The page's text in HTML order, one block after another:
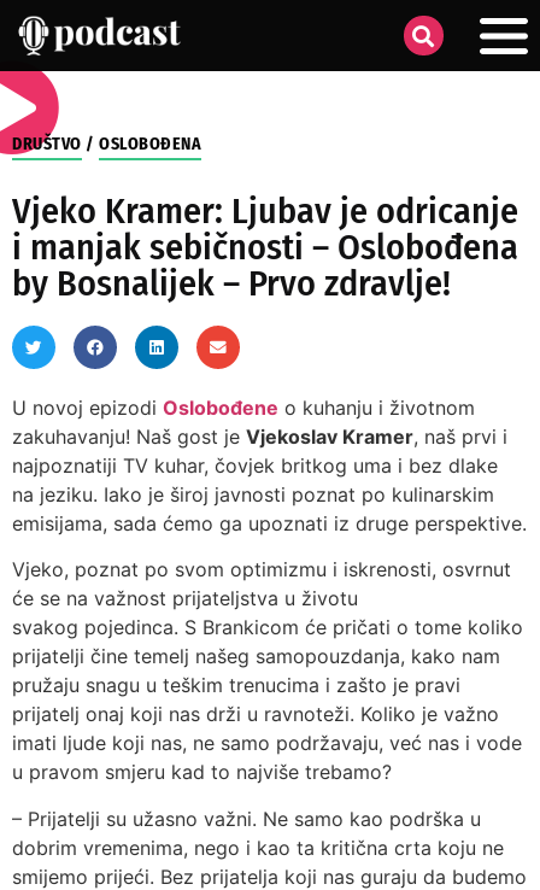
DRUŠTVO / OSLOBOĐENA
Vjeko Kramer: Ljubav je odricanje
i manjak sebičnosti – Oslobođena
by Bosnalijek – Prvo zdravlje!
U novoj epizodi Oslobođene o kuhanju i životnom
zakuhavanju! Naš gost je Vjekoslav Kramer, naš prvi i
najpoznatiji TV kuhar, čovjek britkog uma i bez dlake
na jeziku. Iako je široj javnosti poznat po kulinarskim
emisijama, sada ćemo ga upoznati iz druge perspektive.
Vjeko, poznat po svom optimizmu i iskrenosti, osvrnut
će se na važnost prijateljstva u životu
svakog pojedinca. S Brankicom će pričati o tome koliko
prijatelji čine temelj našeg samopouzdanja, kako nam
pružaju snagu u teškim trenucima i zašto je pravi
prijatelj onaj koji nas drži u ravnoteži. Koliko je važno
imati ljude koji nas, ne samo podržavaju, već nas i vode
u pravom smjeru kad to najviše trebamo?
– Prijatelji su užasno važni. Ne samo kao podrška u
dobrim vremenima, nego i kao ta kritična crta koju ne
smijemo prijeći. Bez prijatelja koji nas guraju da budemo